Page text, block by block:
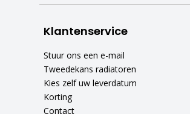
Klantenservice
Stuur ons een e-mail
Tweedekans radiatoren
Kies zelf uw leverdatum
Korting
Contact